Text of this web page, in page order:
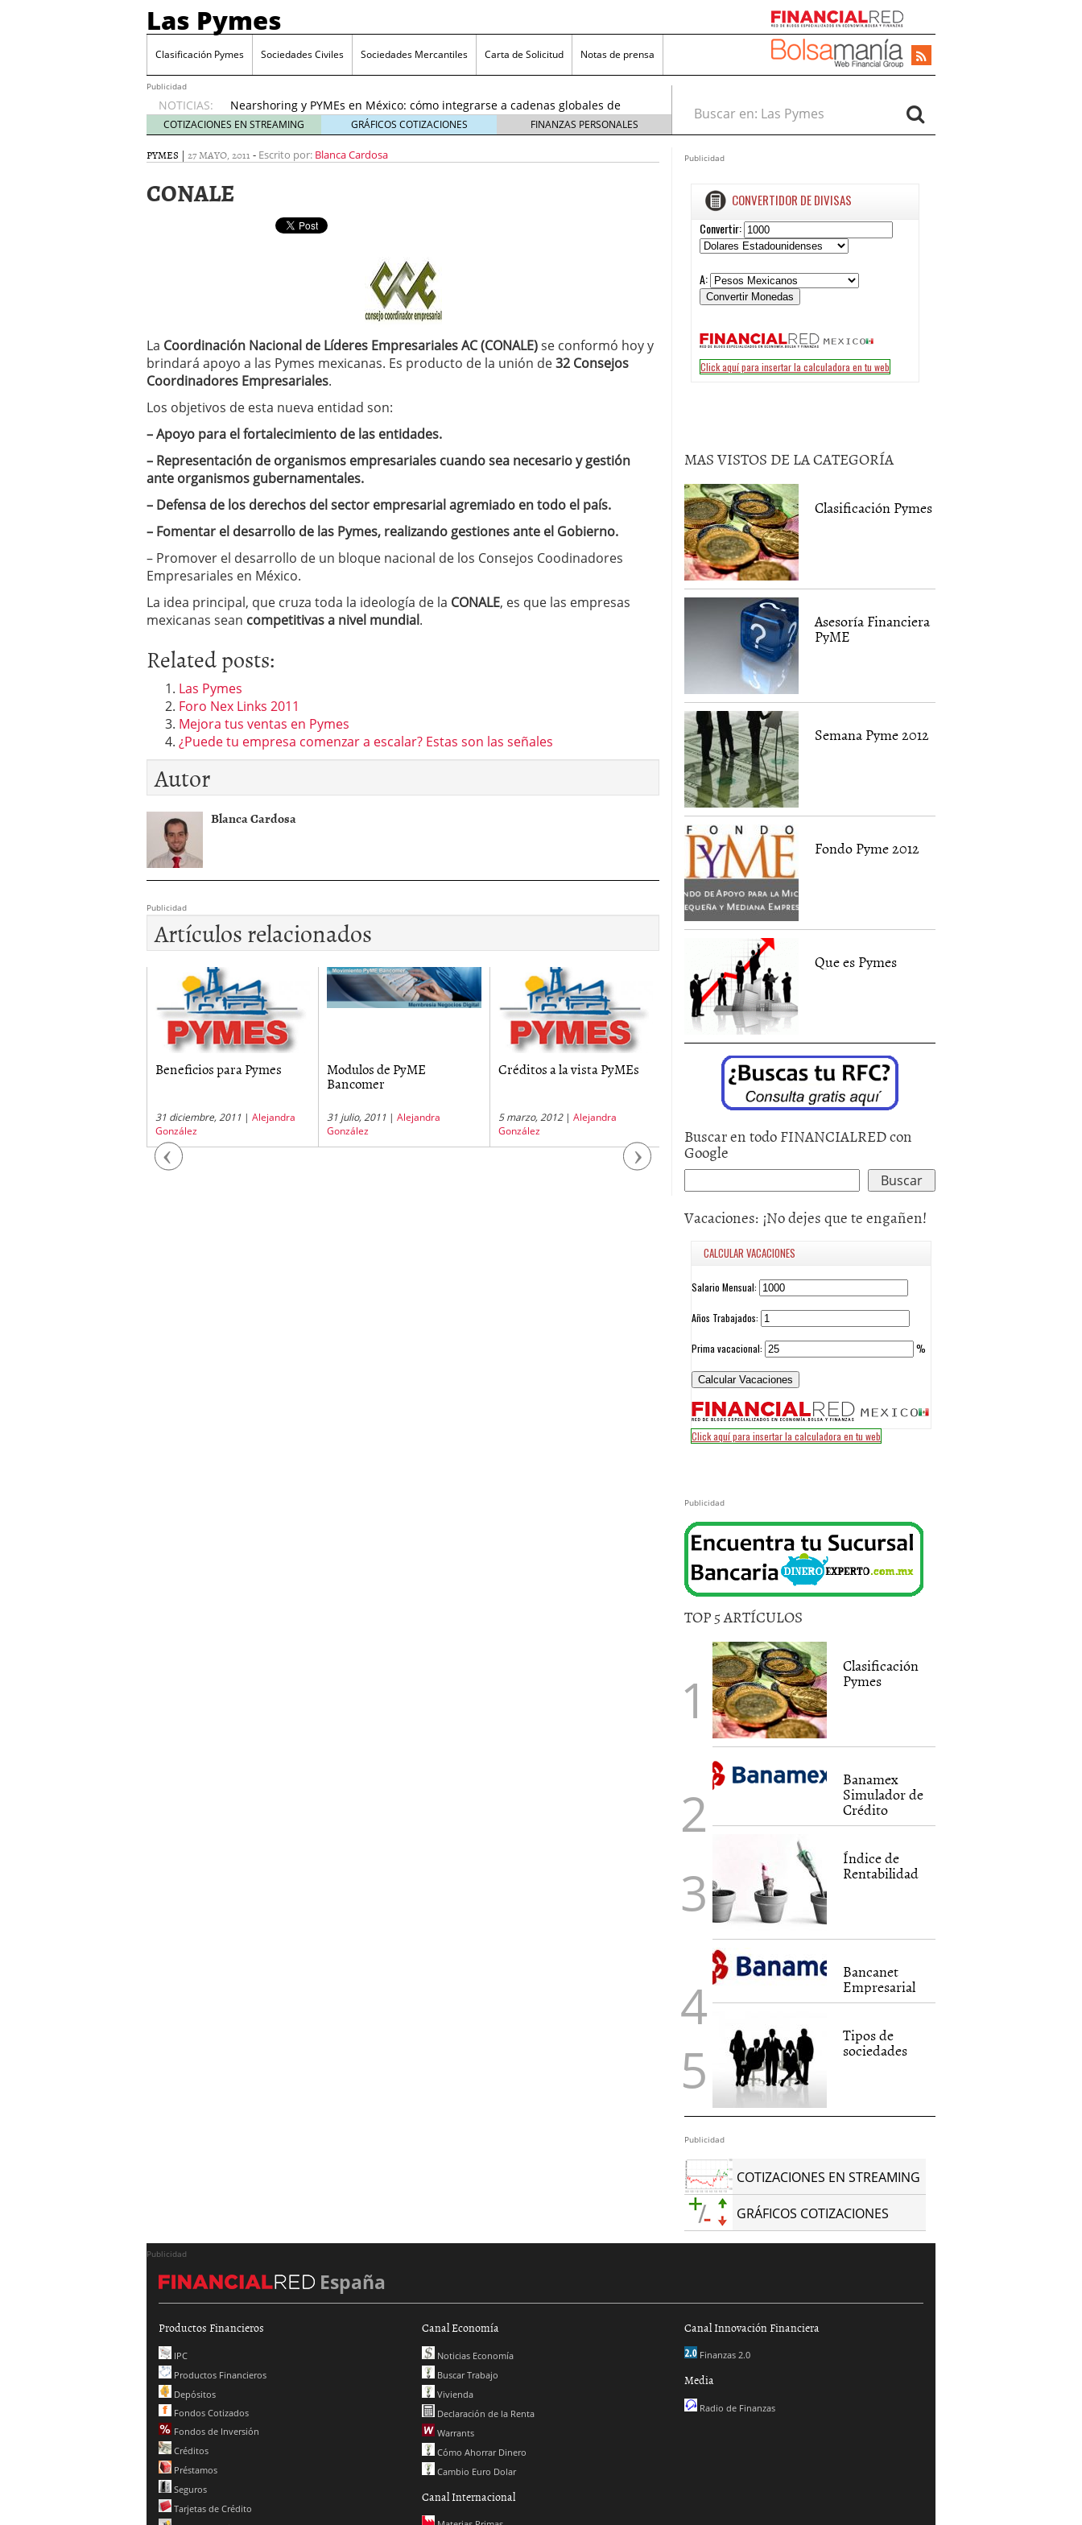
Las Pymes
Clasificación Pymes Sociedades Civiles Sociedades Mercantiles Carta de Solicitud Notas de prensa
Publicidad
NOTICIAS:
Retos de las PYMES Mexicanas rumbo al Mundial 2026: cómo prepararse
para la demanda de consumidores 6 enero, 2026
Turismo y PYMEs: qué segmentos están creciendo y cómo aprovechar la
Nearshoring y PYMEs en México: cómo integrarse a cadenas globales de
suministro 21 enero, 2026
El impacto del entorno económico 2026 en las pequeñas y medianas
empresas mexicanas 18 enero, 2026
mexicanas
Retos de las PYMES Mexicanas rumbo al Mundial 2026: cómo prepararse
para la demanda de consumidores
COTIZACIONES EN STREAMING GRÁFICOS COTIZACIONES FINANZAS PERSONALES
Buscar en:
PYMES | 27 MAYO, 2011 - Escrito por: Blanca Cardosa
CONALE
La Coordinación Nacional de Líderes Empresariales AC (CONALE)se conformó hoy y
brindará apoyo a las Pymes mexicanas. Es producto de la unión de32 Consejos
Coordinadores Empresariales.
Los objetivos de esta nueva entidad son:
– Apoyo para el fortalecimiento de las entidades.
– Representación de organismos empresariales cuando sea necesario y gestión
ante organismos gubernamentales.
– Defensa de los derechos del sector empresarial agremiado en todo el país.
– Fomentar el desarrollo de las Pymes, realizando gestiones ante el Gobierno.
– Promover el desarrollo de un bloque nacional de los Consejos Coodinadores
Empresariales en México.
La idea principal, que cruza toda la ideología de la CONALE, es que las empresas
mexicanas sean competitivas a nivel mundial.
Related posts:
Las Pymes
Foro Nex Links 2011
Mejora tus ventas en Pymes
¿Puede tu empresa comenzar a escalar? Estas son las señales
Autor
Blanca Cardosa
Publicidad
Artículos relacionados
Previous
Beneficios para Pymes
31 diciembre, 2011 | Alejandra
González
Modulos de PyME
Bancomer
31 julio, 2011 | Alejandra
González
Créditos a la vista PyMEs
5 marzo, 2012| Alejandra
González
Motivación del personal
para Pymes
Por qué es importante la...
Next
Publicidad
MAS VISTOS DE LA CATEGORÍA
Clasificación Pymes
Asesoría Financiera
PyME
Semana Pyme 2012
Fondo Pyme 2012
Que es Pymes
Buscar en todo FINANCIALRED con
Google
Vacaciones: ¡No dejes que te engañen!
Publicidad
TOP 5 ARTÍCULOS
Clasificación
Pymes
Banamex
Simulador de
Crédito
Índice de
Rentabilidad
Bancanet
Empresarial
Tipos de
sociedades
Publicidad
COTIZACIONES EN STREAMING
GRÁFICOS COTIZACIONES
Publicidad
España
Productos Financieros
IPC
Productos Financieros
Depósitos
Fondos Cotizados
Fondos de Inversión
Créditos
Préstamos
Seguros
Tarjetas de Crédito
Canal Economía
Noticias Economía
Buscar Trabajo
Vivienda
Declaración de la Renta
Warrants
Cómo Ahorrar Dinero
Cambio Euro Dolar
Canal Internacional
Canal Innovación Financiera
Finanzas 2.0
Media
Radio de Finanzas